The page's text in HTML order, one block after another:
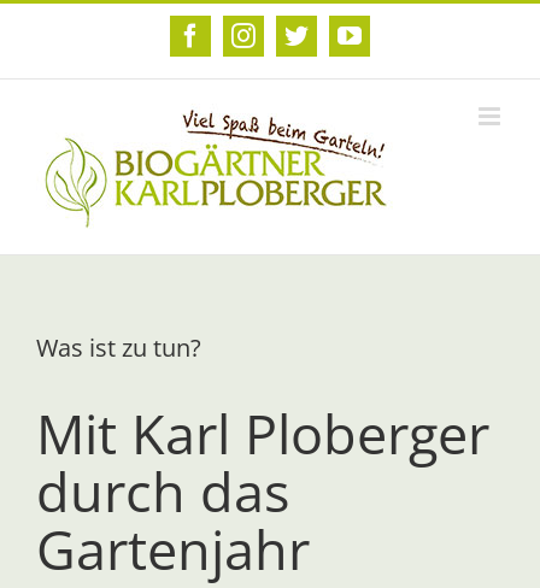
Zum
FacebookInstagram
TwitterYouTube
Was ist zu tun?
Mit Karl Ploberger
durch das
Gartenjahr